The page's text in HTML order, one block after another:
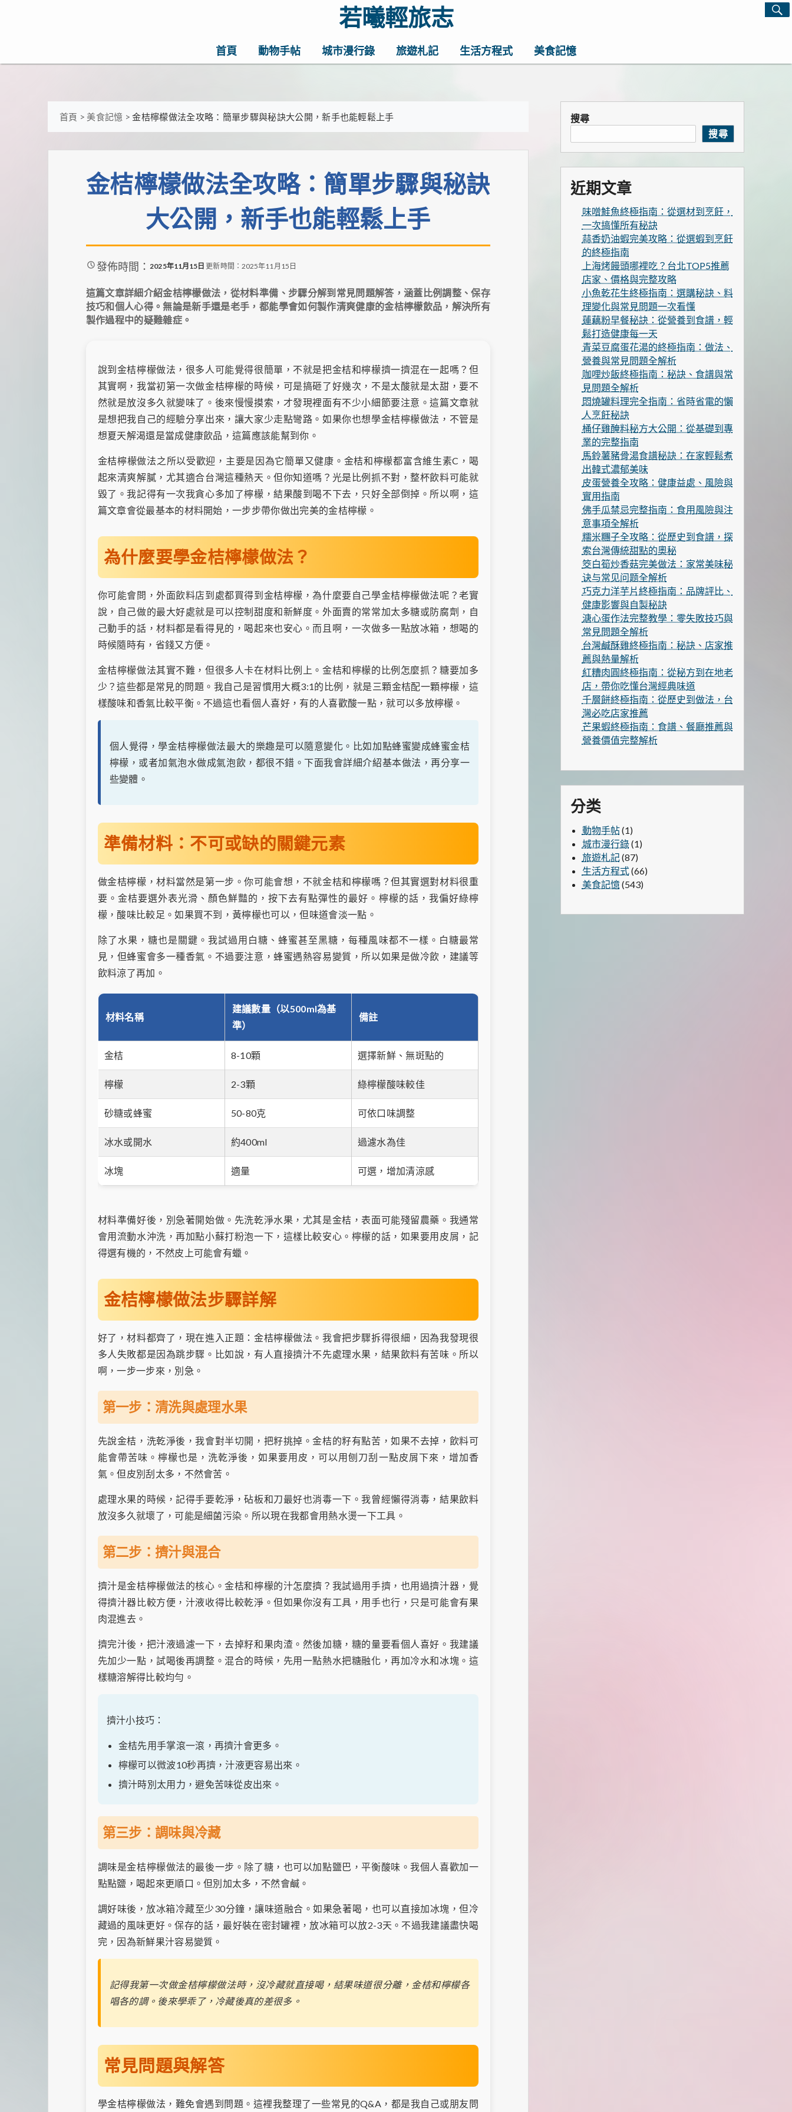
若曦輕旅志
歡迎訪問若曦輕旅志——打造你的質感生活指南！這裡有最實用的旅行攻略、最實用的居
家妙招、最地道的美食推薦，還有暖心的寵物飼養經和綠植養護知識。每天發現一點生活
首頁 動物手帖 城市漫行錄 旅遊札記 生活方程式 美食記憶
Search
首頁 >美食記憶 >金桔檸檬做法全攻略：簡單步驟與秘訣大公開，新手也能輕鬆上手
金桔檸檬做法全攻略：簡單步驟與秘訣
大公開，新手也能輕鬆上手
發佈時間： 2025年11月15日 更新時間：2025年11月15日
這篇文章詳細介紹金桔檸檬做法，從材料準備、步驟分解到常見問題解答，涵蓋比例調整、保存
技巧和個人心得。無論是新手還是老手，都能學會如何製作清爽健康的金桔檸檬飲品，解決所有
製作過程中的疑難雜症。
說到金桔檸檬做法，很多人可能覺得很簡單，不就是把金桔和檸檬擠一擠混在一起嗎？但
其實啊，我當初第一次做金桔檸檬的時候，可是搞砸了好幾次，不是太酸就是太甜，要不
然就是放沒多久就變味了。後來慢慢摸索，才發現裡面有不少小細節要注意。這篇文章就
是想把我自己的經驗分享出來，讓大家少走點彎路。如果你也想學金桔檸檬做法，不管是
想夏天解渴還是當成健康飲品，這篇應該能幫到你。
金桔檸檬做法之所以受歡迎，主要是因為它簡單又健康。金桔和檸檬都富含維生素C，喝
起來清爽解膩，尤其適合台灣這種熱天。但你知道嗎？光是比例抓不對，整杯飲料可能就
毀了。我記得有一次我貪心多加了檸檬，結果酸到喝不下去，只好全部倒掉。所以啊，這
篇文章會從最基本的材料開始，一步步帶你做出完美的金桔檸檬。
為什麼要學金桔檸檬做法？
你可能會問，外面飲料店到處都買得到金桔檸檬，為什麼要自己學金桔檸檬做法呢？老實
說，自己做的最大好處就是可以控制甜度和新鮮度。外面賣的常常加太多糖或防腐劑，自
己動手的話，材料都是看得見的，喝起來也安心。而且啊，一次做多一點放冰箱，想喝的
時候隨時有，省錢又方便。
金桔檸檬做法其實不難，但很多人卡在材料比例上。金桔和檸檬的比例怎麼抓？糖要加多
少？這些都是常見的問題。我自己是習慣用大概3:1的比例，就是三顆金桔配一顆檸檬，這
樣酸味和香氣比較平衡。不過這也看個人喜好，有的人喜歡酸一點，就可以多放檸檬。
個人覺得，學金桔檸檬做法最大的樂趣是可以隨意變化。比如加點蜂蜜變成蜂蜜金桔
檸檬，或者加氣泡水做成氣泡飲，都很不錯。下面我會詳細介紹基本做法，再分享一
些變體。
準備材料：不可或缺的關鍵元素
做金桔檸檬，材料當然是第一步。你可能會想，不就金桔和檸檬嗎？但其實選對材料很重
要。金桔要選外表光滑、顏色鮮豔的，按下去有點彈性的最好。檸檬的話，我偏好綠檸
檬，酸味比較足。如果買不到，黃檸檬也可以，但味道會淡一點。
除了水果，糖也是關鍵。我試過用白糖、蜂蜜甚至黑糖，每種風味都不一樣。白糖最常
見，但蜂蜜會多一種香氣。不過要注意，蜂蜜遇熱容易變質，所以如果是做冷飲，建議等
飲料涼了再加。
材料名稱
建議數量（以500ml為基
準）
備註
金桔 8-10顆 選擇新鮮、無斑點的
檸檬 2-3顆 綠檸檬酸味較佳
砂糖或蜂蜜 50-80克 可依口味調整
冰水或開水 約400ml 過濾水為佳
冰塊 適量 可選，增加清涼感
材料準備好後，別急著開始做。先洗乾淨水果，尤其是金桔，表面可能殘留農藥。我通常
會用流動水沖洗，再加點小蘇打粉泡一下，這樣比較安心。檸檬的話，如果要用皮屑，記
得選有機的，不然皮上可能會有蠟。
金桔檸檬做法步驟詳解
好了，材料都齊了，現在進入正題：金桔檸檬做法。我會把步驟拆得很細，因為我發現很
多人失敗都是因為跳步驟。比如說，有人直接擠汁不先處理水果，結果飲料有苦味。所以
啊，一步一步來，別急。
第一步：清洗與處理水果
先說金桔，洗乾淨後，我會對半切開，把籽挑掉。金桔的籽有點苦，如果不去掉，飲料可
能會帶苦味。檸檬也是，洗乾淨後，如果要用皮，可以用刨刀刮一點皮屑下來，增加香
氣。但皮別刮太多，不然會苦。
處理水果的時候，記得手要乾淨，砧板和刀最好也消毒一下。我曾經懶得消毒，結果飲料
放沒多久就壞了，可能是細菌污染。所以現在我都會用熱水燙一下工具。
第二步：擠汁與混合
擠汁是金桔檸檬做法的核心。金桔和檸檬的汁怎麼擠？我試過用手擠，也用過擠汁器，覺
得擠汁器比較方便，汁液收得比較乾淨。但如果你沒有工具，用手也行，只是可能會有果
肉混進去。
擠完汁後，把汁液過濾一下，去掉籽和果肉渣。然後加糖，糖的量要看個人喜好。我建議
先加少一點，試喝後再調整。混合的時候，先用一點熱水把糖融化，再加冷水和冰塊。這
樣糖溶解得比較均勻。
擠汁小技巧：
金桔先用手掌滾一滾，再擠汁會更多。
檸檬可以微波10秒再擠，汁液更容易出來。
擠汁時別太用力，避免苦味從皮出來。
第三步：調味與冷藏
調味是金桔檸檬做法的最後一步。除了糖，也可以加點鹽巴，平衡酸味。我個人喜歡加一
點點鹽，喝起來更順口。但別加太多，不然會鹹。
調好味後，放冰箱冷藏至少30分鐘，讓味道融合。如果急著喝，也可以直接加冰塊，但冷
藏過的風味更好。保存的話，最好裝在密封罐裡，放冰箱可以放2-3天。不過我建議盡快喝
完，因為新鮮果汁容易變質。
記得我第一次做金桔檸檬做法時，沒冷藏就直接喝，結果味道很分離，金桔和檸檬各
唱各的調。後來學乖了，冷藏後真的差很多。
常見問題與解答
學金桔檸檬做法，難免會遇到問題。這裡我整理了一些常見的Q&A，都是我自己或朋友問
搜尋
搜尋
近期文章
味噌鮭魚終極指南：從選材到烹飪，
一次搞懂所有秘訣
蒜香奶油蝦完美攻略：從選蝦到烹飪
的終極指南
上海烤饅頭哪裡吃？台北TOP5推薦
店家、價格與完整攻略
小魚乾花生終極指南：選購秘訣、料
理變化與常見問題一次看懂
蓮藕粉早餐秘訣：從營養到食譜，輕
鬆打造健康每一天
青菜豆腐蛋花湯的終極指南：做法、
營養與常見問題全解析
咖哩炒飯終極指南：秘訣、食譜與常
見問題全解析
悶燒罐料理完全指南：省時省電的懶
人烹飪秘訣
桶仔雞醃料秘方大公開：從基礎到專
業的完整指南
馬鈴薯豬骨湯食譜秘訣：在家輕鬆煮
出韓式濃郁美味
皮蛋營養全攻略：健康益處、風險與
實用指南
佛手瓜禁忌完整指南：食用風險與注
意事項全解析
糯米糰子全攻略：從歷史到食譜，探
索台灣傳統甜點的奧秘
筊白筍炒香菇完美做法：家常美味秘
诀与常见问题全解析
巧克力洋芋片終極指南：品牌評比、
健康影響與自製秘訣
溏心蛋作法完整教學：零失敗技巧與
常見問題全解析
台灣鹹酥雞終極指南：秘訣、店家推
薦與熱量解析
紅糟肉圓終極指南：從秘方到在地老
店，帶你吃懂台灣經典味道
千層餅終極指南：從歷史到做法，台
灣必吃店家推薦
芒果蝦終極指南：食譜、餐廳推薦與
營養價值完整解析
分类
動物手帖(1)
城市漫行錄(1)
旅遊札記 (87)
生活方程式(66)
美食記憶(543)